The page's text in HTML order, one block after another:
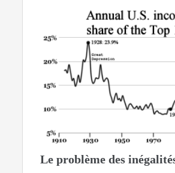
Le problème des